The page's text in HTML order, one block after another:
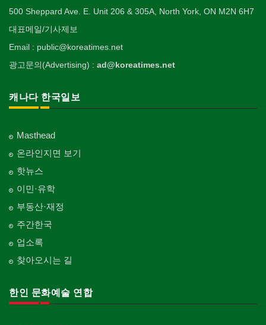
500 Sheppard Ave. E. Unit 206 & 305A, North York, ON M2N 6H7
대표메일/기사제보
Email : public@koreatimes.net
광고문의(Advertising) : ad@koreatimes.net
캐나다 한국일보
Masthead
온라인지면 보기
핫뉴스
이민·유학
부동산·재정
주간한국
업소록
찾아오시는 길
한인 문화예술 연합